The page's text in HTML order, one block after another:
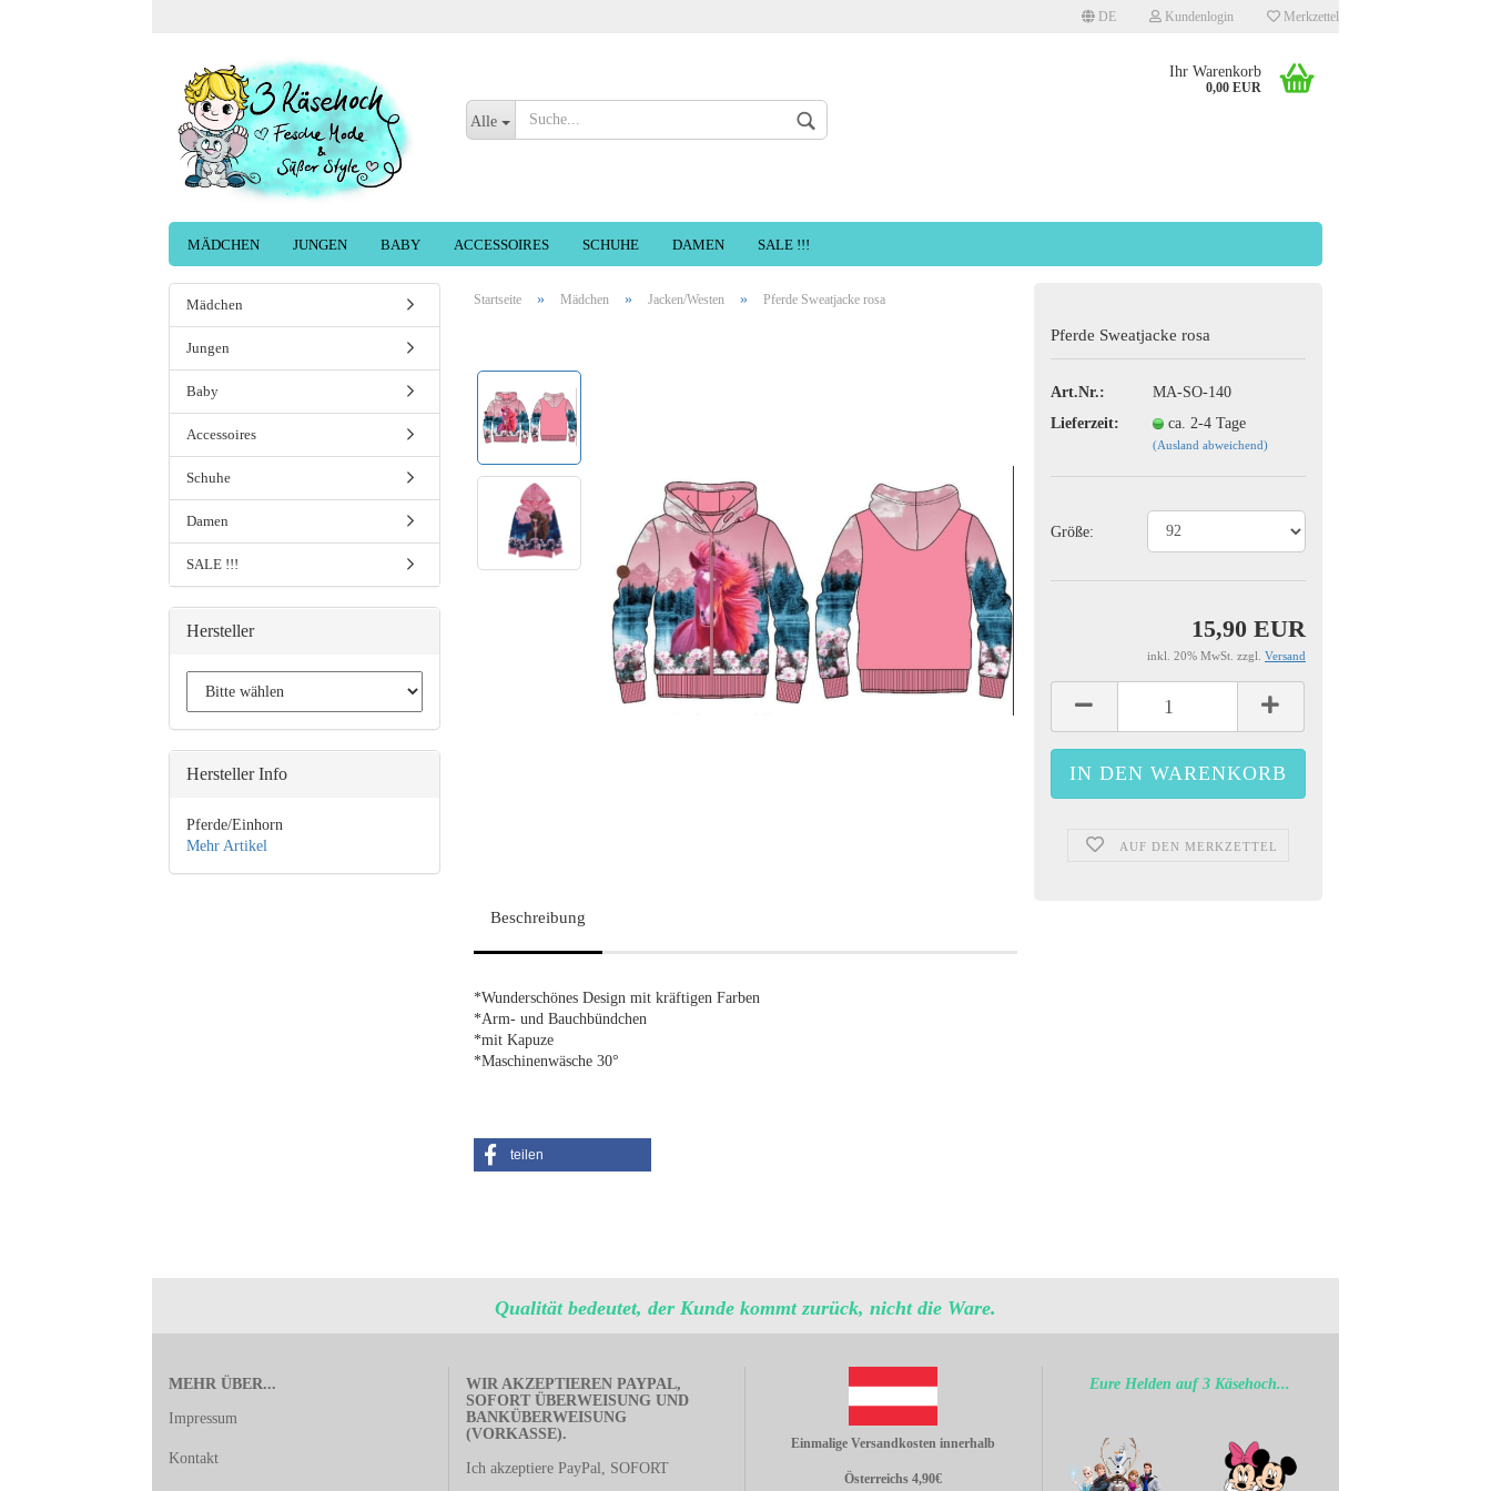
DE Kundenlogin Merkzettel
Alle
Ihr Warenkorb
0,00 EUR
MÄDCHEN JUNGEN BABY ACCESSOIRES SCHUHE DAMEN SALE !!!
Startseite » Mädchen » Jacken/Westen » Pferde Sweatjacke rosa
Pferde Sweatjacke rosa
Art.Nr.:
MA-SO-140
Lieferzeit:
ca. 2-4 Tage
(Ausland abweichend)
Größe:
15,90 EUR
inkl. 20% MwSt. zzgl. Versand
AUF DEN MERKZETTEL
Beschreibung
*Wunderschönes Design mit kräftigen Farben
*Arm- und Bauchbündchen
*mit Kapuze
*Maschinenwäsche 30°
teilen
Mädchen
Jungen
Baby
Accessoires
Schuhe
Damen
SALE !!!
Hersteller
Hersteller Info
Pferde/Einhorn
Mehr Artikel
Qualität bedeutet, der Kunde kommt zurück, nicht die Ware.
MEHR ÜBER...
Impressum
Kontakt
WIR AKZEPTIEREN PAYPAL,
SOFORT ÜBERWEISUNG UND
BANKÜBERWEISUNG
(VORKASSE).
Ich akzeptiere PayPal, SOFORT
Einmalige Versandkosten innerhalb
Österreichs 4,90€
Eure Helden auf 3 Käsehoch...